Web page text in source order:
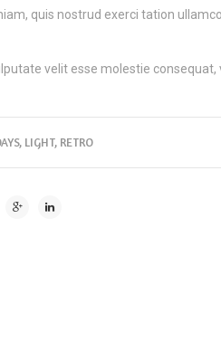
quis nostrud exerci tation
velit esse molestie
, LIGHT, RETRO